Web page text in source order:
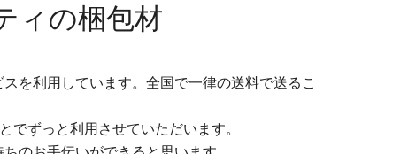
ィの梱包材
スを利用しています。全国で一律の送料で送るこ
ずっと利用させていただいます。